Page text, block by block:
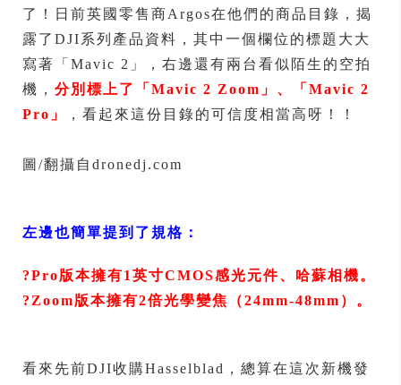
了！日前英國零售商Argos在他們的商品目錄，揭
露了DJI系列產品資料，其中一個欄位的標題大大
寫著「Mavic 2」，右邊還有兩台看似陌生的空拍
機， 分別標上了「Mavic 2 Zoom」、「Mavic 2
Pro」
，看起來這份目錄的可信度相當高呀！！
圖/翻攝自dronedj.com
左邊也簡單提到了規格：
?Pro版本擁有1英寸CMOS感光元件、哈蘇相機。
?Zoom版本擁有2倍光學變焦（24mm-48mm）。
看來先前DJI收購Hasselblad，總算在這次新機發